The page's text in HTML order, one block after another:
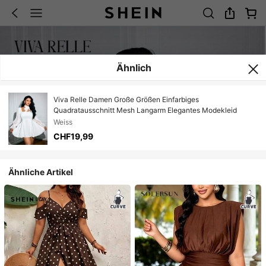
Ähnlich
Viva Relle Damen Große Größen Einfarbiges
Quadratausschnitt Mesh Langarm Elegantes Modekleid
Weiss
CHF19,99
Ähnliche Artikel